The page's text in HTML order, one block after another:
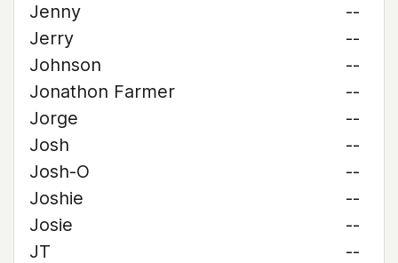
Jenny
--
Jerry
--
Johnson
--
Jonathon Farmer
--
Jorge
--
Josh
--
Josh-O
--
Joshie
--
Josie
--
JT
--